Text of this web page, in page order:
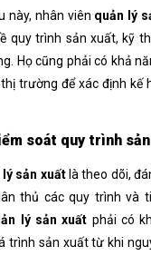
này, nhân viên quản lý
quy trình sản xuất, kỹ
Họ cũng phải có khả
trường để xác định kế
soát quy trình
sản xuấtlà theo dõi,
thủ các quy trình và
lý sản xuất phải có
trình sản xuất từ khi